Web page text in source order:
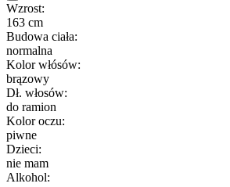
Wzrost:
163 cm
Budowa ciała:
normalna
Kolor włósów:
brązowy
Dł. włosów:
do ramion
Kolor oczu:
piwne
Dzieci:
nie mam
Alkohol: